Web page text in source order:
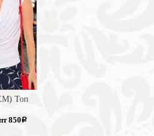
Топ
850 a